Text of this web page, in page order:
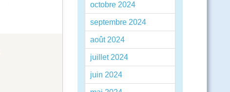
octobre 2024
septembre 2024
août 2024
juillet 2024
juin 2024